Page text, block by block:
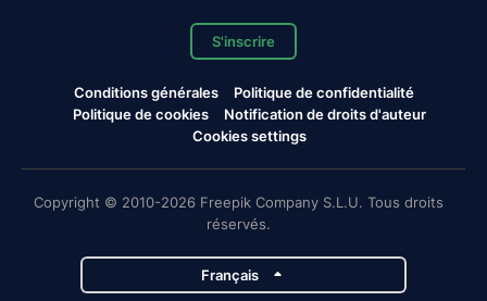
S'inscrire
Conditions générales
Politique de confidentialité
Politique de cookies
Notification de droits d'auteur
Cookies settings
Copyright © 2010-2026 Freepik Company S.L.U. Tous droits
réservés.
Français